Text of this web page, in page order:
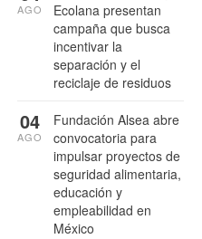
Ecolana presentan
campaña que busca
incentivar la
separación y el
reciclaje de residuos
AGO
Fundación Alsea abre
convocatoria para
impulsar proyectos de
seguridad alimentaria,
educación y
empleabilidad en
México
04
AGO